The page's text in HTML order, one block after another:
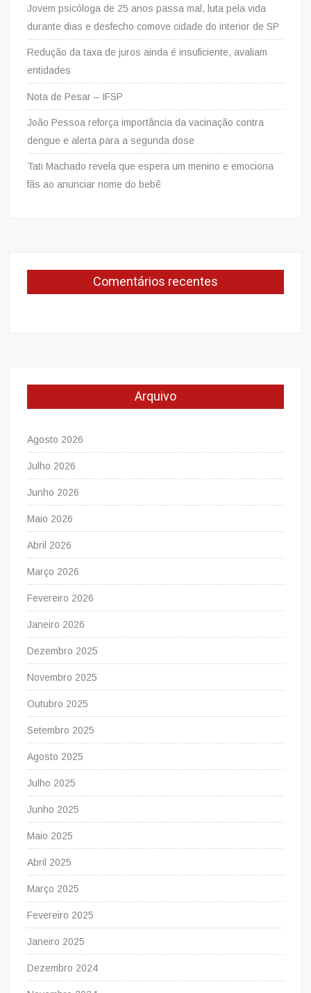
Jovem psicóloga de 25 anos passa mal, luta pela vida
durante dias e desfecho comove cidade do interior de SP
Redução da taxa de juros ainda é insuficiente, avaliam
entidades
Nota de Pesar – IFSP
João Pessoa reforça importância da vacinação contra
dengue e alerta para a segunda dose
Tati Machado revela que espera um menino e emociona
fãs ao anunciar nome do bebê
Comentários recentes
Arquivo
Agosto 2026
Julho 2026
Junho 2026
Maio 2026
Abril 2026
Março 2026
Fevereiro 2026
Janeiro 2026
Dezembro 2025
Novembro 2025
Outubro 2025
Setembro 2025
Agosto 2025
Julho 2025
Junho 2025
Maio 2025
Abril 2025
Março 2025
Fevereiro 2025
Janeiro 2025
Dezembro 2024